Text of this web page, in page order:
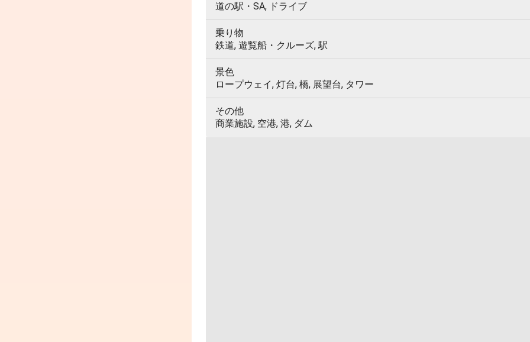
道の駅・SA, ドライブ
乗り物
鉄道, 遊覧船・クルーズ, 駅
景色
ロープウェイ, 灯台, 橋, 展望台, タワー
その他
商業施設, 空港, 港, ダム